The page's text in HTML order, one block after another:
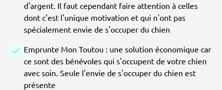
d'argent. Il faut cependant faire attention à celles
dont c'est l'unique motivation et qui n'ont pas
spécialement envie de s'occuper du chien
Emprunte Mon Toutou : une solution économique car
ce sont des bénévoles qui s'occupent de votre chien
avec soin. Seule l'envie de s'occuper du chien est
présente